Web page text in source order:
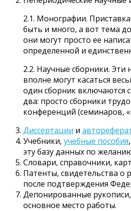
2.1. Монографии.
быть и много, а вот тема
они могут просто ее
определенной и
2.2. Научные сборники.
вполне могут касаться
один сборник включаются
два: просто сборники
конференций (семинаров,
Диссертации и
Учебники, учебные пособия
эту базу данных по
Словари, справочники,
Патенты, свидетельства о
после подтверждения
Депонированные
основное место работы.